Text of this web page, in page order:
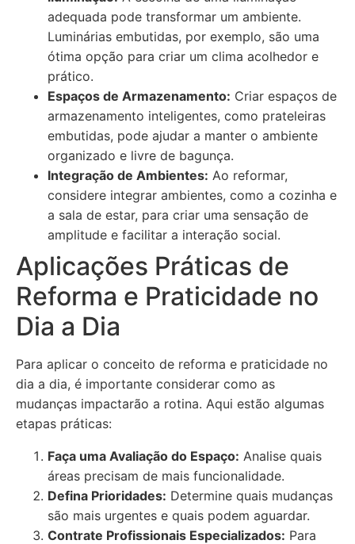
adequada pode transformar um ambiente.
Luminárias embutidas, por exemplo, são uma
ótima opção para criar um clima acolhedor e
prático.
Espaços de Armazenamento: Criar espaços de
armazenamento inteligentes, como prateleiras
embutidas, pode ajudar a manter o ambiente
organizado e livre de bagunça.
Integração de Ambientes: Ao reformar,
considere integrar ambientes, como a cozinha e
a sala de estar, para criar uma sensação de
amplitude e facilitar a interação social.
Aplicações Práticas de
Reforma e Praticidade no
Dia a Dia
Para aplicar o conceito de reforma e praticidade no
dia a dia, é importante considerar como as
mudanças impactarão a rotina. Aqui estão algumas
etapas práticas:
Faça uma Avaliação do Espaço: Analise quais
áreas precisam de mais funcionalidade.
Defina Prioridades: Determine quais mudanças
são mais urgentes e quais podem aguardar.
Contrate Profissionais Especializados: Para